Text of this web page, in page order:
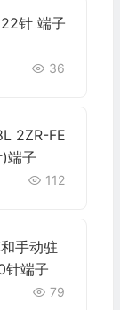
针 端子
36
2ZR-FE
端子
112
手动驻
针端子
79